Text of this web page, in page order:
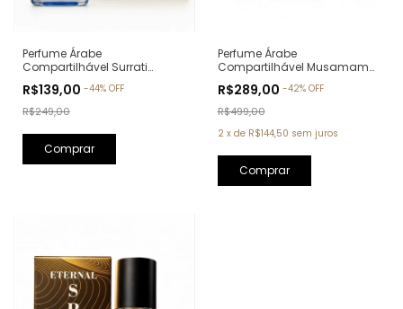
Perfume Árabe
Compartilhável Surrati
Parfum - 100ml (Ref. Olfativa:
Erba Pura Xerjoff)
R$139,00 -44% OFF
R$249,00
Perfume Árabe
Compartilhável Musamam
Parfum - 100ml
R$289,00 -42% OFF
R$499,00
2 x de R$144,50 sem juros